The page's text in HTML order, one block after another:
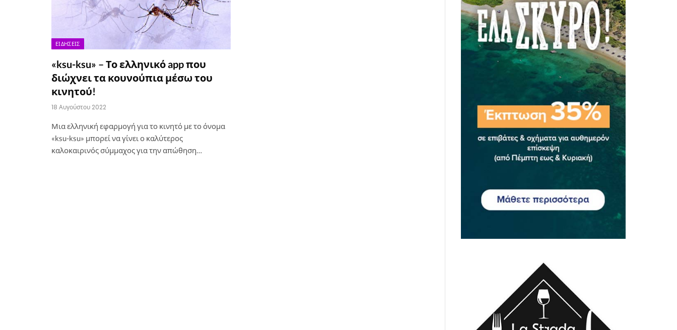
ΕΙΔΉΣΕΙΣ
«ksu-ksu» – Το ελληνικό app που
διώχνει τα κουνούπια μέσω του
κινητού!
18 Αυγούστου 2022
Μια ελληνική εφαρμογή για το κινητό με το όνομα
«ksu-ksu» μπορεί να γίνει ο καλύτερος
καλοκαιρινός σύμμαχος για την απώθηση…